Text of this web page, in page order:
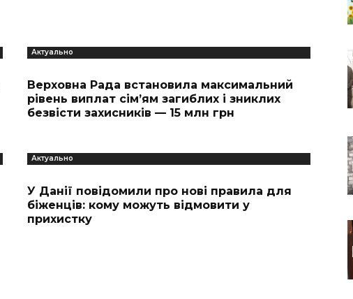
Актуально
Верховна Рада встановила максимальний
рівень виплат сім’ям загиблих і зниклих
безвісти захисників — 15 млн грн
Актуально
У Данії повідомили про нові правила для
біженців: кому можуть відмовити у
прихистку